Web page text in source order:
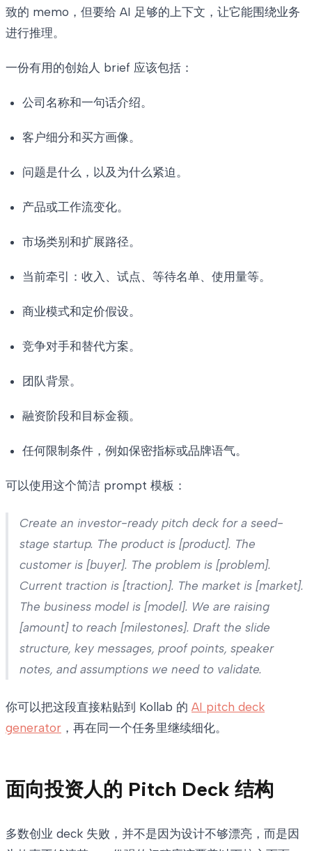
致的 memo，但要给 AI 足够的上下文，让它能围绕业务
进行推理。
一份有用的创始人 brief 应该包括：
公司名称和一句话介绍。
客户细分和买方画像。
问题是什么，以及为什么紧迫。
产品或工作流变化。
市场类别和扩展路径。
当前牵引：收入、试点、等待名单、使用量等。
商业模式和定价假设。
竞争对手和替代方案。
团队背景。
融资阶段和目标金额。
任何限制条件，例如保密指标或品牌语气。
可以使用这个简洁 prompt 模板：
Create an investor-ready pitch deck for a seed-
stage startup. The product is [product]. The
customer is [buyer]. The problem is [problem].
Current traction is [traction]. The market is [market].
The business model is [model]. We are raising
[amount] to reach [milestones]. Draft the slide
structure, key messages, proof points, speaker
notes, and assumptions we need to validate.
你可以把这段直接粘贴到 Kollab 的 AI pitch deck
generator ，再在同一个任务里继续细化。
面向投资人的 Pitch Deck 结构
多数创业 deck 失败，并不是因为设计不够漂亮，而是因